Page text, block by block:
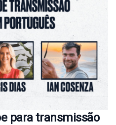
para transmissão